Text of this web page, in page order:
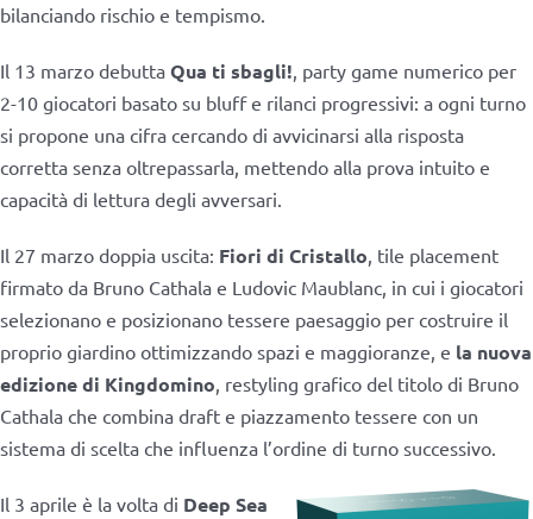
bilanciando rischio e tempismo.
Il 13 marzo debutta Qua ti sbagli!, party game numerico per
2-10 giocatori basato su bluff e rilanci progressivi: a ogni turno
si propone una cifra cercando di avvicinarsi alla risposta
corretta senza oltrepassarla, mettendo alla prova intuito e
capacità di lettura degli avversari.
Il 27 marzo doppia uscita: Fiori di Cristallo, tile placement
firmato da Bruno Cathala e Ludovic Maublanc, in cui i giocatori
selezionano e posizionano tessere paesaggio per costruire il
proprio giardino ottimizzando spazi e maggioranze, e la nuova
edizione di Kingdomino, restyling grafico del titolo di Bruno
Cathala che combina draft e piazzamento tessere con un
sistema di scelta che influenza l’ordine di turno successivo.
Il 3 aprile è la volta di Deep Sea